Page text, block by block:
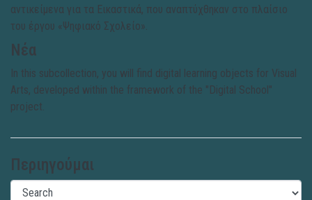
αντικείμενα για τα Εικαστικά, που αναπτύχθηκαν στο πλαίσιο
του έργου «Ψηφιακό Σχολείο».
Νέα
In this subcollection, you will find digital learning objects for Visual
Arts, developed within the framework of the "Digital School"
project.
Περιηγούμαι